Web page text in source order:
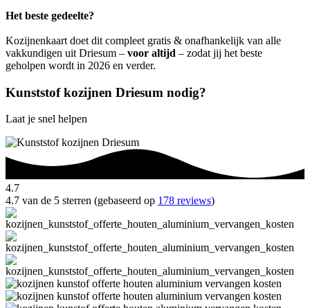
Het beste gedeelte?
Kozijnenkaart doet dit compleet gratis & onafhankelijk van alle
vakkundigen uit Driesum – voor altijd – zodat jij het beste
geholpen wordt in 2026 en verder.
Kunststof kozijnen Driesum nodig?
Laat je snel helpen
4.7
4.7 van de 5 sterren (gebaseerd op 178 reviews)